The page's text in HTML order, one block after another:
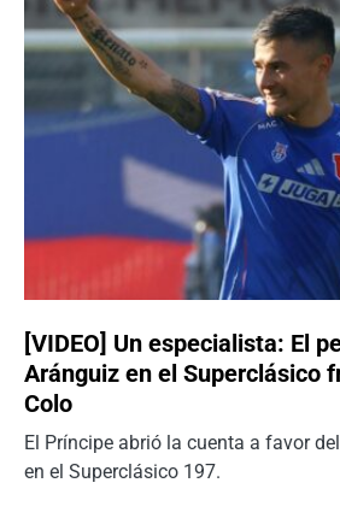
[VIDEO] Un especialista: El
Aránguiz en el Superclásico
Colo
El Príncipe abrió la cuenta a favor
en el Superclásico 197.